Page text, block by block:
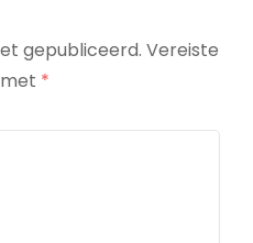
gepubliceerd. Vereiste
*